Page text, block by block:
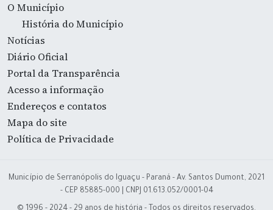
O Município
História do Município
Notícias
Diário Oficial
Portal da Transparência
Acesso a informação
Endereços e contatos
Mapa do site
Política de Privacidade
Município de Serranópolis do Iguaçu - Paraná - Av. Santos Dumont, 2021
- CEP 85885-000 | CNPJ 01.613.052/0001-04